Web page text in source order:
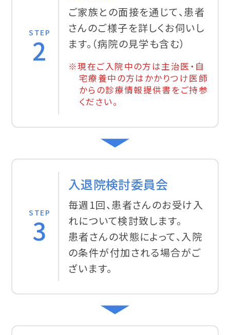
STEP
2
ご家族との面接を通じて、患者
さんのご様子を詳しくお伺いし
ます。（病院の見学も含む）
※現在ご入院中の方は主治医・自
宅療養中の方はかかりつけ医師
からの診療情報提供書をご持参
ください。
STEP
3
入退院検討委員会
毎週1回、患者さんのお受け入
れについて検討致します。
患者さんの状態によって、入院
の条件が付加される場合がご
ざいます。